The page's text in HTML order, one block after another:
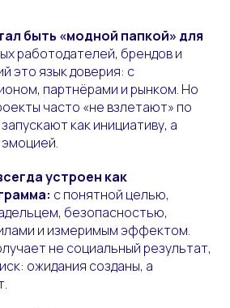
быть «модной папкой» для
работодателей, брендов и
это язык доверия: с
партнёрами и рынком. Но
часто «не взлетают» по
как инициативу, а
устроен как
с понятной целью,
безопасностью,
и измеримым эффектом.
не социальный результат,
ожидания созданы, а